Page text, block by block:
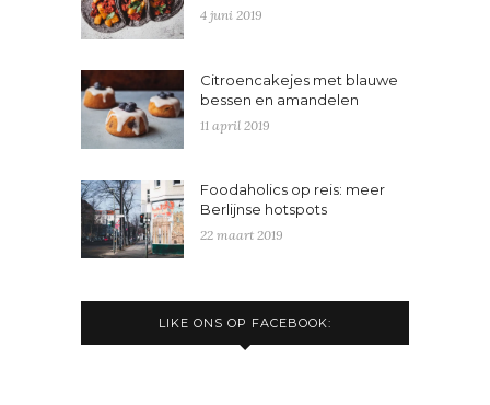
4 juni 2019
Citroencakejes met blauwe
bessen en amandelen
11 april 2019
Foodaholics op reis: meer
Berlijnse hotspots
22 maart 2019
LIKE ONS OP FACEBOOK: